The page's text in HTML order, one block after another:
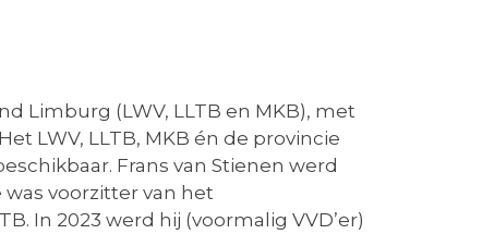
Limburg (LWV, LLTB en MKB), met
LWV, LLTB, MKB én de provincie
Frans van Stienen werd
was voorzitter van het
In 2023 werd hij (voormalig VVD’er)